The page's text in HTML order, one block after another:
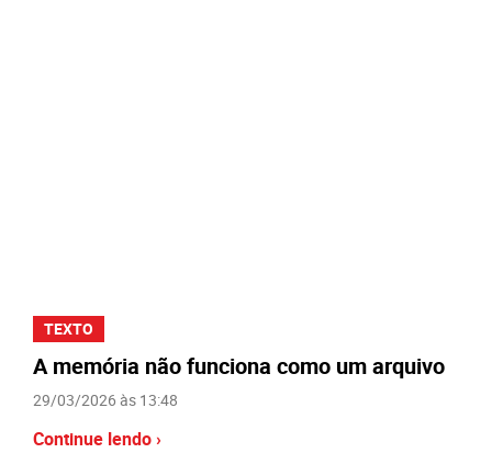
TEXTO
A memória não funciona como um arquivo
29/03/2026 às 13:48
Continue lendo ›